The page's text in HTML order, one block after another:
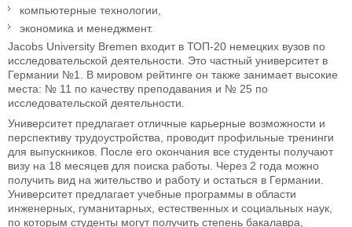
компьютерные технологии,
экономика и менеджмент.
Jacobs University Bremen входит в ТОП-20 немецких вузов по
исследовательской деятельности. Это частный университет в
Германии №1. В мировом рейтинге он также занимает высокие
места: № 11 по качеству преподавания и № 25 по
исследовательской деятельности.
Университет предлагает отличные карьерные возможности и
перспективу трудоустройства, проводит профильные тренинги
для выпускников. После его окончания все студенты получают
визу на 18 месяцев для поиска работы. Через 2 года можно
получить вид на жительство и работу и остаться в Германии.
Университет предлагает учебные программы в области
инженерных, гуманитарных, естественных и социальных наук,
по которым студенты могут получить степень бакалавра,